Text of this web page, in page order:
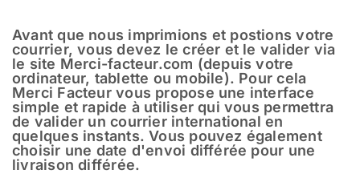
Avant que nous imprimions et postions votre
courrier, vous devez le créer et le valider via
le site Merci-facteur.com (depuis votre
ordinateur, tablette ou mobile). Pour cela
Merci Facteur vous propose une interface
simple et rapide à utiliser qui vous permettra
de valider un courrier international en
quelques instants. Vous pouvez également
choisir une date d'envoi différée pour une
livraison différée.